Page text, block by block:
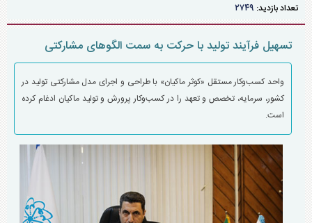
تعداد بازدید: ۲۷۴۹
تسهیل فرآیند تولید با حرکت به سمت الگو‌های مشارکتی
واحد کسب‌وکار مستقل «کوثر ماکیان» با طراحی و اجرای مدل مشارکتی تولید در
کشور، سرمایه، تخصص و تعهد را در کسب‌وکار پرورش و تولید ماکیان ادغام کرده
است.